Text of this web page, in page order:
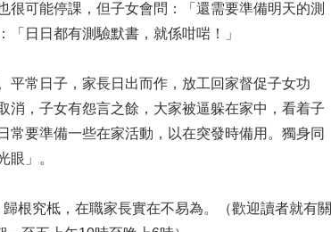
可能停課，但子女會問：「還需要準備明天的測
日日都有測驗默書，就係咁啱！」
平常日子，家長日出而作，放工回家督促子女功
消，子女有怨言之餘，大家被逼躲在家中，看着子
要準備一些在家活動，以在突發時備用。獨身同
眼」。
根究柢，在職家長實在不易為。（歡迎讀者就有關